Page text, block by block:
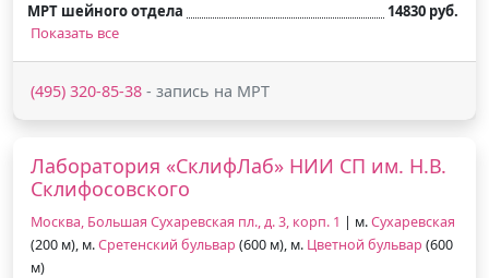
МРТ шейного отдела
14830 руб.
Показать все
(495) 320-85-38 - запись на МРТ
Лаборатория «СклифЛаб» НИИ СП им. Н.В.
Склифосовского
Москва, Большая Сухаревская пл., д. 3, корп. 1 | м.Сухаревская
(200 м), м.Сретенский бульвар (600 м), м. Цветной бульвар (600
м)